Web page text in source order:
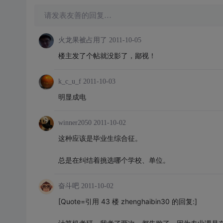
请发表友善的回复…
火龙果被占用了 2011-10-05
楼主发了个帖就没影了，鄙视！
k_c_u_f 2011-10-03
明显成电
winner2050 2011-10-02
这种应该是毕业生综合征。
总是在纠结着挑选哪个学校、单位。
奋斗吧 2011-10-02
[Quote=引用 43 楼 zhenghaibin30 的回复:]